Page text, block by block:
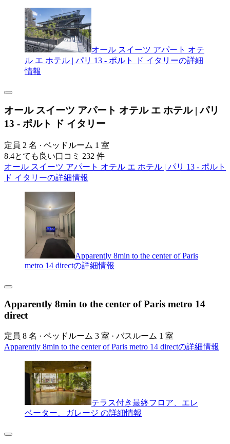
オール スイーツ アパート オテ
ル エ ホテル | パリ 13 - ポルト ド イタリーの詳細
情報
オール スイーツ アパート オテル エ ホテル | パリ
13 - ポルト ド イタリー
定員 2 名 · ベッドルーム 1 室
8.4とても良い口コミ 232 件
オール スイーツ アパート オテル エ ホテル | パリ 13 - ポルト
ド イタリーの詳細情報
Apparently 8min to the center of Paris
metro 14 directの詳細情報
Apparently 8min to the center of Paris metro 14
direct
定員 8 名 · ベッドルーム 3 室 · バスルーム 1 室
Apparently 8min to the center of Paris metro 14 directの詳細情報
テラス付き最終フロア、エレ
ベーター、ガレージ の詳細情報